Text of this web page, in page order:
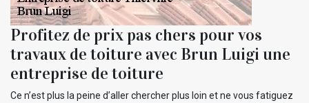
Profitez de prix pas chers pour vos
travaux de toiture avec Brun Luigi une
entreprise de toiture
Ce n’est plus la peine d’aller chercher plus loin et ne vous fatiguez